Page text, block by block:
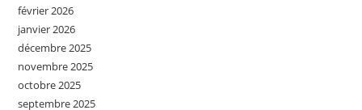
février 2026
janvier 2026
décembre 2025
novembre 2025
octobre 2025
septembre 2025